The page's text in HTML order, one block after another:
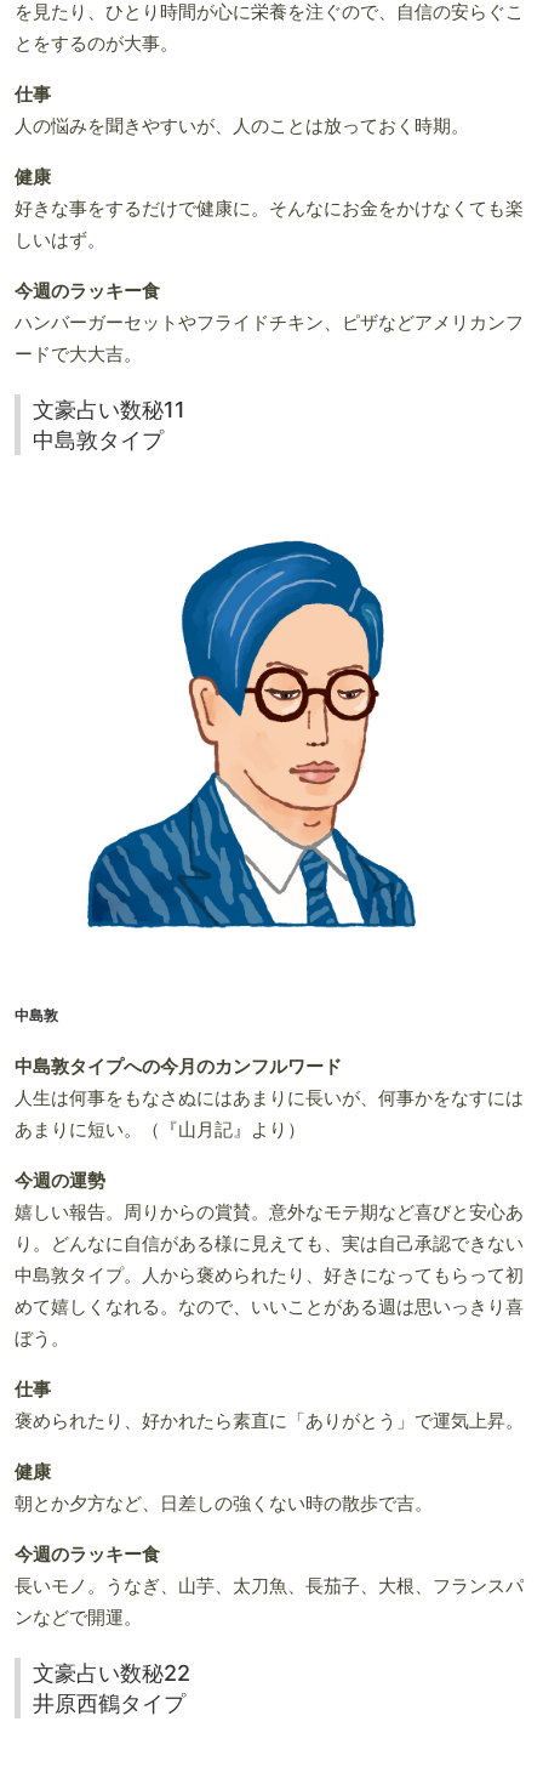
を見たり、ひとり時間が心に栄養を注ぐので、自信の安らぐこ
とをするのが大事。
仕事
人の悩みを聞きやすいが、人のことは放っておく時期。
健康
好きな事をするだけで健康に。そんなにお金をかけなくても楽
しいはず。
今週のラッキー食
ハンバーガーセットやフライドチキン、ピザなどアメリカンフ
ードで大大吉。
文豪占い数秘11
中島敦タイプ
中島敦
中島敦タイプへの今月のカンフルワード
人生は何事をもなさぬにはあまりに長いが、何事かをなすには
あまりに短い。（『山月記』より）
今週の運勢
嬉しい報告。周りからの賞賛。意外なモテ期など喜びと安心あ
り。どんなに自信がある様に見えても、実は自己承認できない
中島敦タイプ。人から褒められたり、好きになってもらって初
めて嬉しくなれる。なので、いいことがある週は思いっきり喜
ぼう。
仕事
褒められたり、好かれたら素直に「ありがとう」で運気上昇。
健康
朝とか夕方など、日差しの強くない時の散歩で吉。
今週のラッキー食
長いモノ。うなぎ、山芋、太刀魚、長茄子、大根、フランスパ
ンなどで開運。
文豪占い数秘22
井原西鶴タイプ